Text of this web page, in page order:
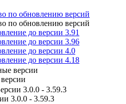
по обновлению версий
по обновлению версий
до версии 3.91
до версии 3.96
до версии 4.0
до версии 4.18
версии
3.0.0 - 3.59.3
3.0.0 - 3.59.3